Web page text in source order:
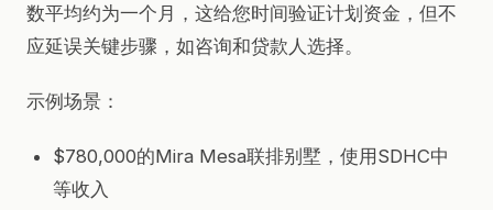
数平均约为一个月，这给您时间验证计划资金，但不
应延误关键步骤，如咨询和贷款人选择。
示例场景：
$780,000的Mira Mesa联排别墅，使用SDHC中
等收入